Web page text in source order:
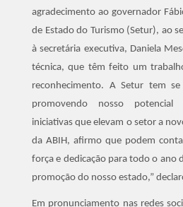
agradecimento ao governador
de Estado do Turismo (Setur), ao
à secretária executiva, Daniela
técnica, que têm feito um
reconhecimento. A Setur tem
promovendo nosso
iniciativas que elevam o setor a
da ABIH, afirmo que podem
força e dedicação para todo o ano
promoção do nosso estado,”
Em pronunciamento nas redes